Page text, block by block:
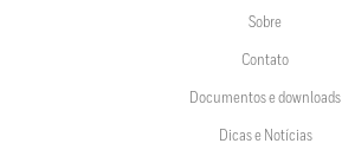
Sobre
Contato
Documentos e downloads
Dicas e Notícias